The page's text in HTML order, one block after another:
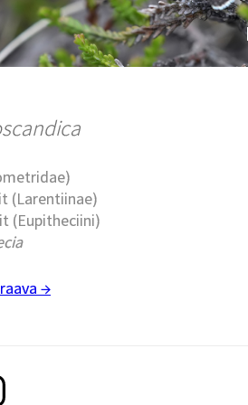
(Larentiinae)
(Eupitheciini)
→